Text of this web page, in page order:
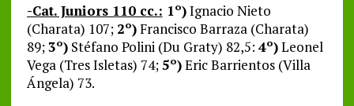
-Cat. Juniors 110 cc.: 1º)Ignacio Nieto
(Charata) 107; 2º)Francisco Barraza (Charata)
89;3º)Stéfano Polini (Du Graty) 82,5: 4º)Leonel
Vega (Tres Isletas) 74;5º)Eric Barrientos (Villa
Ángela) 73.